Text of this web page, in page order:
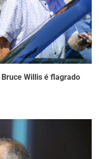
Willis é flagrado